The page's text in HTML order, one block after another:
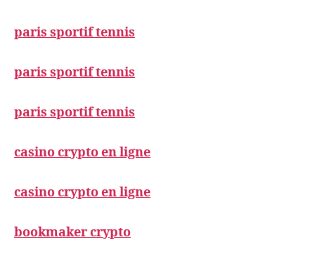
paris sportif tennis
paris sportif tennis
paris sportif tennis
casino crypto en ligne
casino crypto en ligne
bookmaker crypto